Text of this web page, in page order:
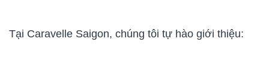
Tại Caravelle Saigon, chúng tôi tự hào giới thiệu: